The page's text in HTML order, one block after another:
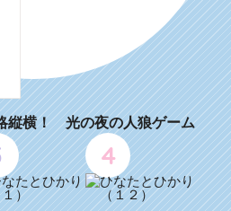
横！ 光の夜の人狼ゲーム
4